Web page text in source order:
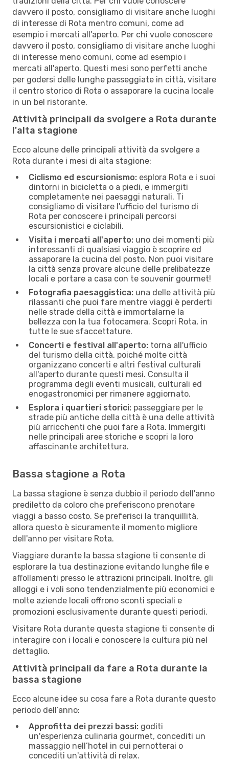
davvero il posto, consigliamo di visitare anche luoghi
di interesse di Rota mentro comuni, come ad
esempio i mercati all'aperto. Per chi vuole conoscere
davvero il posto, consigliamo di visitare anche luoghi
di interesse meno comuni, come ad esempio i
mercati all'aperto. Questi mesi sono perfetti anche
per godersi delle lunghe passeggiate in città, visitare
il centro storico di Rota o assaporare la cucina locale
in un bel ristorante.
Attività principali da svolgere a Rota durante
l'alta stagione
Ecco alcune delle principali attività da svolgere a
Rota durante i mesi di alta stagione:
Ciclismo ed escursionismo: esplora Rota e i suoi
dintorni in bicicletta o a piedi, e immergiti
completamente nei paesaggi naturali. Ti
consigliamo di visitare l'ufficio del turismo di
Rota per conoscere i principali percorsi
escursionistici e ciclabili.
Visita i mercati all'aperto: uno dei momenti più
interessanti di qualsiasi viaggio è scoprire ed
assaporare la cucina del posto. Non puoi visitare
la città senza provare alcune delle prelibatezze
locali e portare a casa con te souvenir gourmet!
Fotografia paesaggistica: una delle attività più
rilassanti che puoi fare mentre viaggi è perderti
nelle strade della città e immortalarne la
bellezza con la tua fotocamera. Scopri Rota, in
tutte le sue sfaccettature.
Concerti e festival all'aperto: torna all'ufficio
del turismo della città, poiché molte città
organizzano concerti e altri festival culturali
all'aperto durante questi mesi. Consulta il
programma degli eventi musicali, culturali ed
enogastronomici per rimanere aggiornato.
Esplora i quartieri storici: passeggiare per le
strade più antiche della città è una delle attività
più arricchenti che puoi fare a Rota. Immergiti
nelle principali aree storiche e scopri la loro
affascinante architettura.
Bassa stagione a Rota
La bassa stagione è senza dubbio il periodo dell'anno
prediletto da coloro che preferiscono prenotare
viaggi a basso costo. Se preferisci la tranquillità,
allora questo è sicuramente il momento migliore
dell'anno per visitare Rota.
Viaggiare durante la bassa stagione ti consente di
esplorare la tua destinazione evitando lunghe file e
affollamenti presso le attrazioni principali. Inoltre, gli
alloggi e i voli sono tendenzialmente più economici e
molte aziende locali offrono sconti speciali e
promozioni esclusivamente durante questi periodi.
Visitare Rota durante questa stagione ti consente di
interagire con i locali e conoscere la cultura più nel
dettaglio.
Attività principali da fare a Rota durante la
bassa stagione
Ecco alcune idee su cosa fare a Rota durante questo
periodo dell’anno:
Approfitta dei prezzi bassi: goditi
un'esperienza culinaria gourmet, concediti un
massaggio nell’hotel in cui pernotterai o
concediti un'attività di relax.